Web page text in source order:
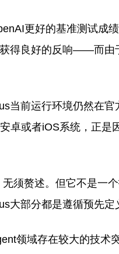
更好的基准测试成
得良好的反响——而由
当前运行环境仍然在
卓或者iOS系统，正
须赘述。但它不是一
大部分都是遵循预先
领域存在较大的技